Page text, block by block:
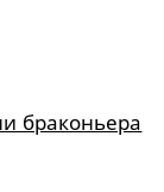
браконьера